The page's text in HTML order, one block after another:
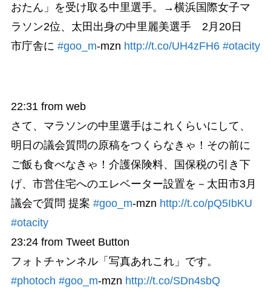
おたん」を受け取る中里選手。→横浜国際女子マ
ラソン2位、太田出身の中里麗美選手 2月20日
市庁舎に #goo_m-mzn http://t.co/UH4zFH6 #otacity
22:31 from web
さて、マラソンの中里選手はこれくらいにして、
明日の議会質問の原稿をつくらなきゃ！その前に
ご飯も食べなきゃ！介護保険料、国保税の引き下
げ、市営住宅へのエレベーター設置を－太田市3月
議会で質問 提案 #goo_m-mzn http://t.co/pQ5IbKU
#otacity
23:24from Tweet Button
フォトチャンネル「写真あれこれ」です。
#photoch #goo_m-mzn http://t.co/SDn4sbQ